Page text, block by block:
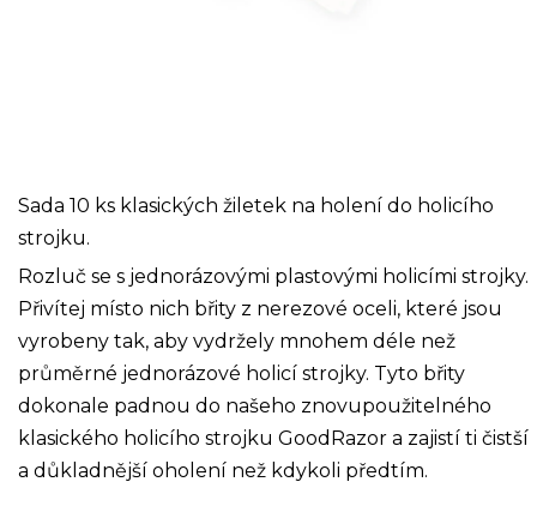
Sada 10 ks klasických žiletek na holení do holicího
strojku.
Rozluč se s jednorázovými plastovými holicími strojky.
Přivítej místo nich břity z nerezové oceli, které jsou
vyrobeny tak, aby vydržely mnohem déle než
průměrné jednorázové holicí strojky. Tyto břity
dokonale padnou do našeho znovupoužitelného
klasického holicího strojku GoodRazor a zajistí ti čistší
a důkladnější oholení než kdykoli předtím.